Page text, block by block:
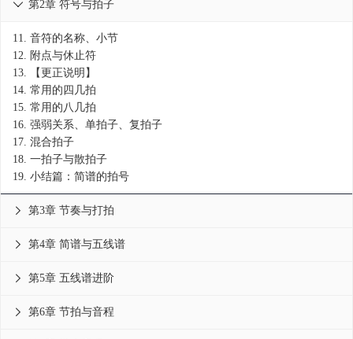
第2章 符号与拍子

11. 音符的名称、小节
12. 附点与休止符
13.
【更正说明】
14. 常用的四几拍
15. 常用的八几拍
16. 强弱关系、单拍子、复拍子
17. 混合拍子
18. 一拍子与散拍子
19. 小结篇：简谱的拍号
第3章 节奏与打拍

第4章 简谱与五线谱

第5章 五线谱进阶

第6章 节拍与音程
